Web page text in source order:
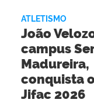
ATLETISMO
João
campus
Madureira,
conquista
Jifac 2026